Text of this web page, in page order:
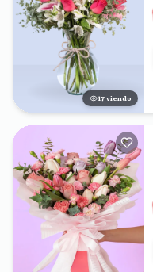
16 viendo